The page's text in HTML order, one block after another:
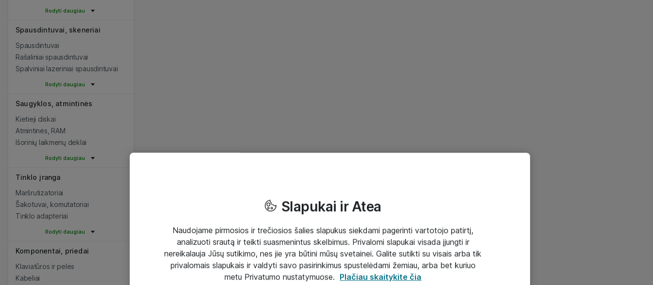
Rodyti daugiau
Spausdintuvai, skeneriai
Spausdintuvai
Rašaliniai spausdintuvai
Spalviniai lazeriniai spausdintuvai
Rodyti daugiau
Saugyklos, atmintinės
Kietieji diskai
Atmintinės, RAM
Išorinių laikmenų dėklai
Rodyti daugiau
Tinklo įranga
Maršrutizatoriai
Šakotuvai, komutatoriai
Tinklo adapteriai
Rodyti daugiau
Komponentai, priedai
Klaviatūros ir pelės
Kabeliai
Slapukai ir Atea
Naudojame pirmosios ir trečiosios šalies slapukus siekdami pagerinti vartotojo patirtį,
analizuoti srautą ir teikti suasmenintus skelbimus. Privalomi slapukai visada įjungti ir
nereikalauja Jūsų sutikimo, nes jie yra būtini mūsų svetainei. Galite sutikti su visais arba tik
privalomais slapukais ir valdyti savo pasirinkimus spustelėdami žemiau, arba bet kuriuo
metu Privatumo nustatymuose. Plačiau skaitykite čia